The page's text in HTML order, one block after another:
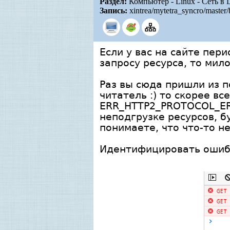
Запись: xintrea/mytetra_syncro/
Если у вас на сайте
запросу ресурса, то
Раз вы сюда пришли из
читатель :) то скорее
неподгрузке ресурсов,
понимаете, что что-то
Идентифицировать